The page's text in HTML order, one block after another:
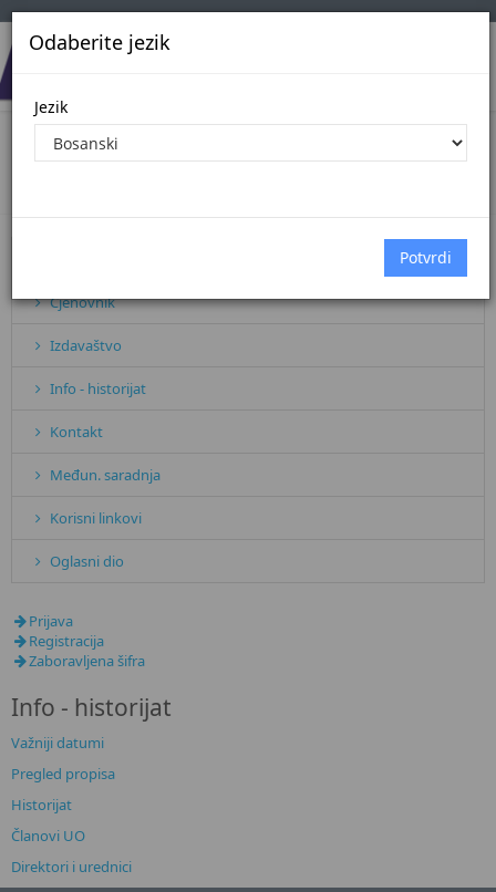
Odaberite jezik
Jezik
Info - historijat
Cjenovnik
Izdavaštvo
Info - historijat
Kontakt
Međun. saradnja
Korisni linkovi
Oglasni dio
Prijava
Registracija
Zaboravljena šifra
Info - historijat
Važniji datumi
Pregled propisa
Historijat
Članovi UO
Direktori i urednici